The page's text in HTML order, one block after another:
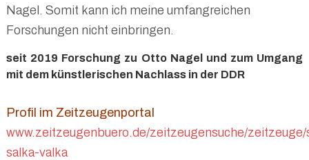
Nagel. Somit kann ich meine umfangreichen
Forschungen nicht einbringen.
seit 2019 Forschung zu Otto Nagel und zum Umgang
mit dem künstlerischen Nachlass in der DDR
Profil im Zeitzeugenportal
www.zeitzeugenbuero.de/zeitzeugensuche/
salka-valka